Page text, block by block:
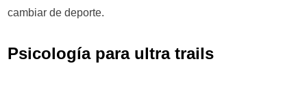
cambiar de deporte.
Psicología para ultra trails